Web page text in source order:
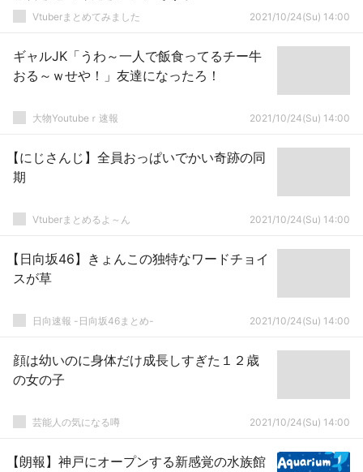
Vtuberまとめてみました 2021/10/24(Su) 14:00
ギャルJK「うわ～一人で飯食ってるチー牛
おる～ｗせや！」友達になったろ！
大物Youtubeｒ速報 2021/10/24(Su) 14:00
【にじさんじ】全員おっぱいでかい奇跡の同
期
Vtuberまとめるよ～ん 2021/10/24(Su) 14:00
【日向坂46】きょんこの独特なワードチョイ
スが草
日向速報 -日向坂46まとめ- 2021/10/24(Su) 14:00
顔は幼いのに身体だけ成長しすぎた１２歳
の女の子
芸能人の気になる噂 2021/10/24(Su) 14:00
【朗報】神戸にオープンする新感覚の水族館